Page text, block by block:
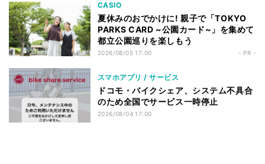
CASIO
夏休みのおでかけに! 親子で「TOKYO
PARKS CARD ~公園カード~」を集めて
都立公園巡りを楽しもう
2026/08/05 17:00 - PR -
スマホアプリ / サービス
ドコモ・バイクシェア、システム不具合
のため全国でサービス一時停止
2026/08/04 17:00